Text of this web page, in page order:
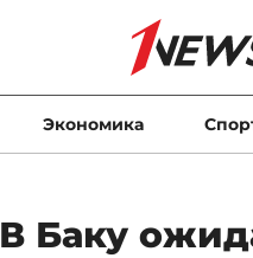
Экономика
Баку